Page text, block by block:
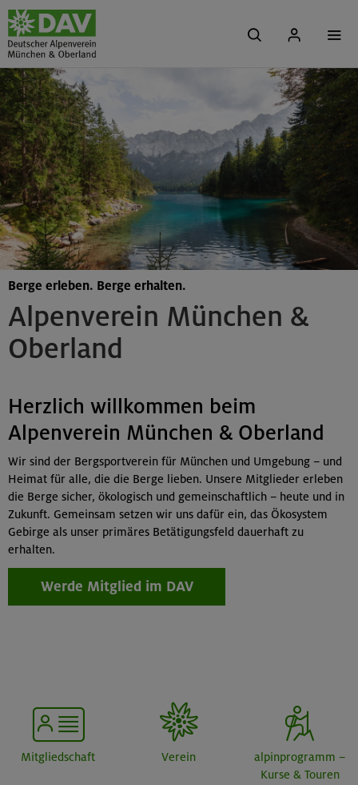
Alpenverein München &
Oberland
Berge erleben. Berge erhalten.
Herzlich willkommen beim
Alpenverein München & Oberland
Wir sind der Bergsportverein für München und Umgebung – und
Heimat für alle, die die Berge lieben. Unsere Mitglieder erleben
die Berge sicher, ökologisch und gemeinschaftlich – heute und in
Zukunft. Gemeinsam setzen wir uns dafür ein, das Ökosystem
Gebirge als unser primäres Betätigungsfeld dauerhaft zu
erhalten.
Werde Mitglied im DAV
Mitgliedschaft Verein
alpinprogramm –
Kurse & Touren